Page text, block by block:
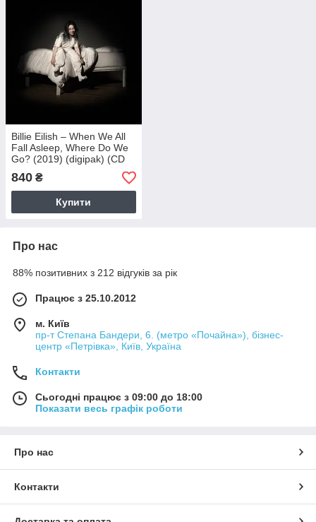
Billie Eilish – When We All
Fall Asleep, Where Do We
Go? (2019) (digipak) (CD
Audio) (Import)
840 ₴
Купити
Про нас
88% позитивних з 212 відгуків за рік
Працює з 25.10.2012
м. Київ
пр-т Степана Бандери, 6. (метро «Почайна»), бізнес-
центр «Петрівка», Київ, Україна
Контакти
Сьогодні працює з 09:00 до 18:00
Показати весь графік роботи
Про нас
Контакти